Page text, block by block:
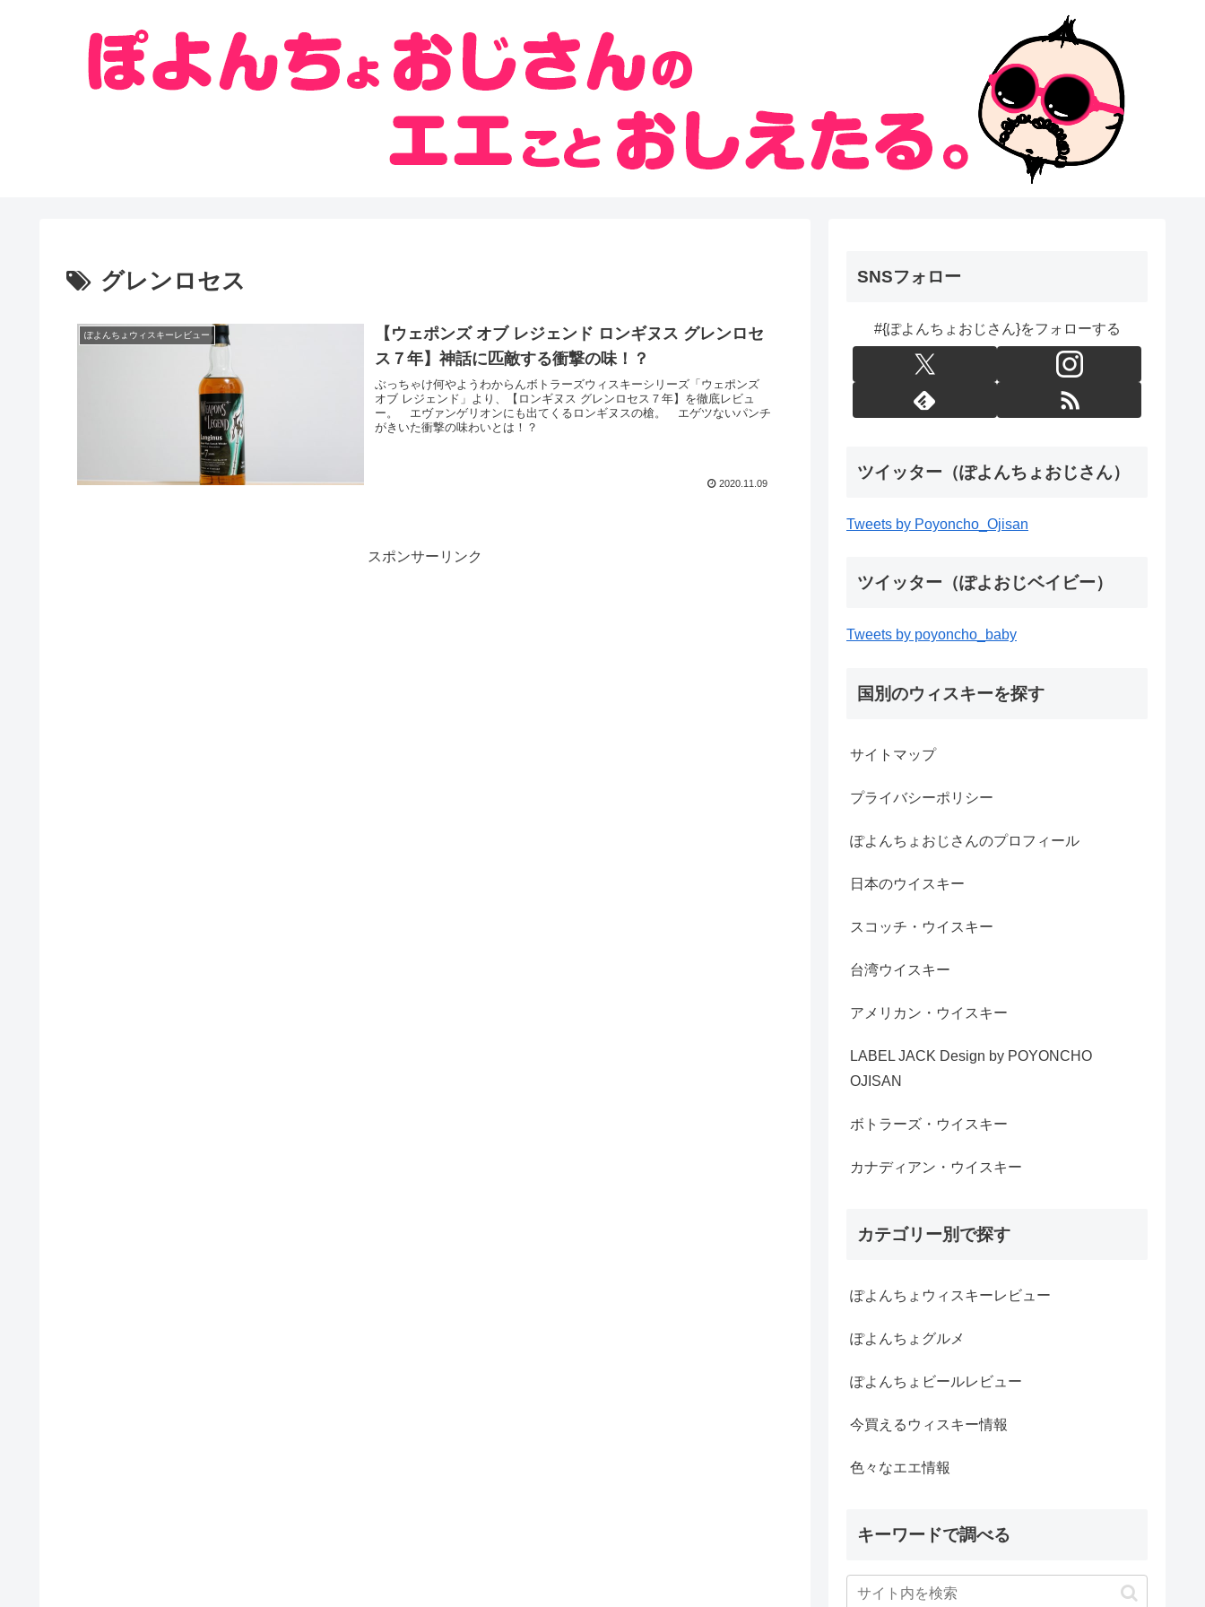
グレンロセス
ぽよんちょウィスキーレビュー
【ウェポンズ オブ レジェンド ロンギヌス グレンロセ
ス７年】神話に匹敵する衝撃の味！？
ぶっちゃけ何やようわからんボトラーズウィスキーシリーズ「ウェポンズ
オブ レジェンド」より、【ロンギヌス グレンロセス７年】を徹底レビュ
ー。 エヴァンゲリオンにも出てくるロンギヌスの槍。 エゲツないパンチ
がきいた衝撃の味わいとは！？
2020.11.09
スポンサーリンク
SNSフォロー
#{ぽよんちょおじさん}をフォローする
ツイッター（ぽよんちょおじさん）
Tweets by Poyoncho_Ojisan
ツイッター（ぽよおじベイビー）
Tweets by poyoncho_baby
国別のウィスキーを探す
サイトマップ
プライバシーポリシー
ぽよんちょおじさんのプロフィール
日本のウイスキー
スコッチ・ウイスキー
台湾ウイスキー
アメリカン・ウイスキー
LABEL JACK Design by POYONCHO
OJISAN
ボトラーズ・ウイスキー
カナディアン・ウイスキー
カテゴリー別で探す
ぽよんちょウィスキーレビュー
ぽよんちょグルメ
ぽよんちょビールレビュー
今買えるウィスキー情報
色々なエエ情報
キーワードで調べる